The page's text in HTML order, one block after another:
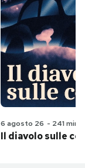
6 agosto 26 - 241 min
Il diavolo sulle